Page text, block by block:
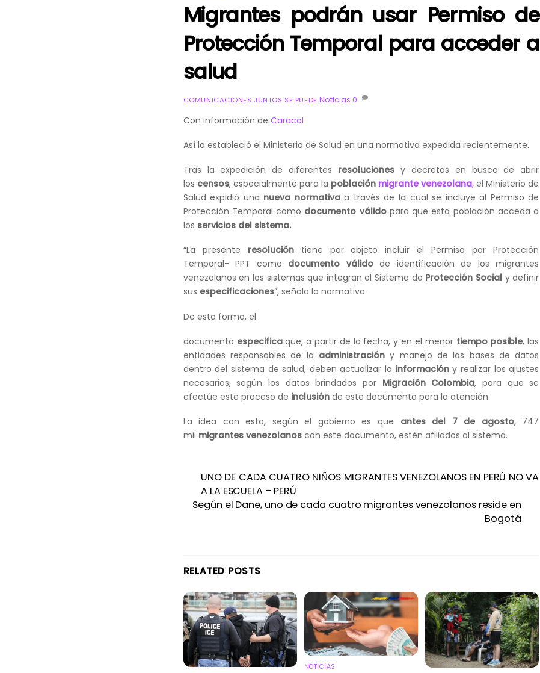
Migrantes podrán usar Permiso de
Protección Temporal para acceder a
salud
COMUNICACIONES JUNTOS SE PUEDE Noticias 0
Con información de Caracol
Así lo estableció el Ministerio de Salud en una normativa expedida recientemente.
Tras la expedición de diferentes resoluciones y decretos en busca de abrir
los censos, especialmente para la población migrante venezolana, el Ministerio de
Salud expidió una nueva normativaa través de la cual se incluye al Permiso de
Protección Temporal como documento válidopara que esta población acceda a
los servicios del sistema.
“La presente resolucióntiene por objeto incluir el Permiso por Protección
Temporal- PPT como documento válidode identificación de los migrantes
venezolanos en los sistemas que integran el Sistema de Protección Social y definir
sus especificaciones”, señala la normativa.
De esta forma, el
documento especificaque, a partir de la fecha, y en el menor tiempo posible, las
entidades responsables de la administracióny manejo de las bases de datos
dentro del sistema de salud, deben actualizar la informacióny realizar los ajustes
necesarios, según los datos brindados por Migración Colombia, para que se
efectúe este proceso de inclusiónde este documento para la atención.
La idea con esto, según el gobierno es que antes del 7 de agosto, 747
mil migrantes venezolanoscon este documento, estén afiliados al sistema.
UNO DE CADA CUATRO NIÑOS MIGRANTES VENEZOLANOS EN PERÚ NO VA
A LA ESCUELA – PERÚ
Según el Dane, uno de cada cuatro migrantes venezolanos reside en
Bogotá
RELATED POSTS
NOTICIAS